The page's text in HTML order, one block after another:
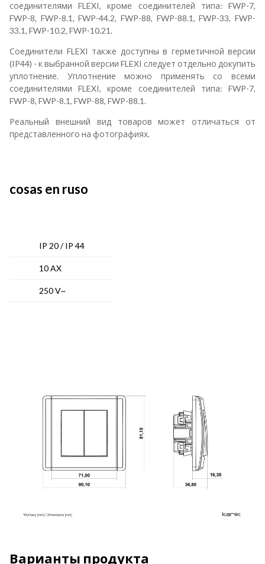
соединителями FLEXI, кроме соединителей типа: FWP-7,
FWP-8, FWP-8.1, FWP-44.2, FWP-88, FWP-88.1, FWP-33, FWP-
33.1, FWP-10.2, FWP-10.21.
Соединители FLEXI также доступны в герметичной версии
(IP44) - к выбранной версии FLEXI следует отдельно докупить
уплотнение. Уплотнение можно применять со всеми
соединителями FLEXI, кроме соединителей типа: FWP-7,
FWP-8, FWP-8.1, FWP-88, FWP-88.1.
Реальный внешний вид товаров может отличаться от
представленного на фотографиях.
cosas en ruso
IP 20 / IP 44
10 AX
250 V~
Варианты продукта